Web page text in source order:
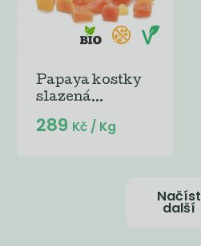
Papaya kostky
slazená...
289 Kč / Kg
Načíst
další